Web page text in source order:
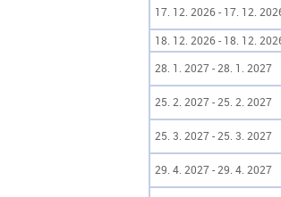
17. 12. 2026 - 17. 12.
18. 12. 2026 - 18. 12.
28. 1. 2027 - 28. 1. 2027
25. 2. 2027 - 25. 2. 2027
25. 3. 2027 - 25. 3. 2027
29. 4. 2027 - 29. 4. 2027